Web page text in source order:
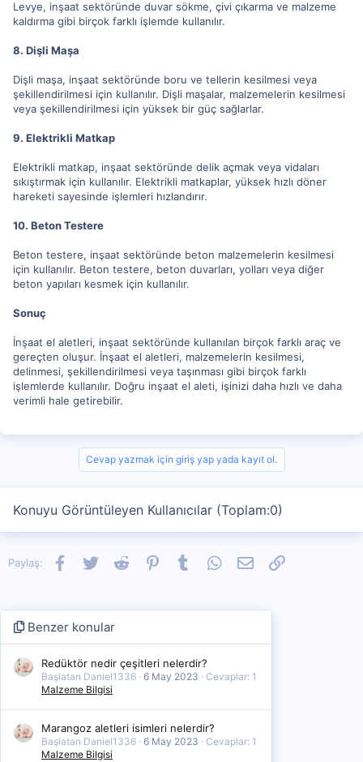
Levye, inşaat sektöründe duvar sökme, çivi çıkarma ve malzeme
kaldırma gibi birçok farklı işlemde kullanılır.
8. Dişli Maşa
Dişli maşa, inşaat sektöründe boru ve tellerin kesilmesi veya
şekillendirilmesi için kullanılır. Dişli maşalar, malzemelerin kesilmesi
veya şekillendirilmesi için yüksek bir güç sağlarlar.
9. Elektrikli Matkap
Elektrikli matkap, inşaat sektöründe delik açmak veya vidaları
sıkıştırmak için kullanılır. Elektrikli matkaplar, yüksek hızlı döner
hareketi sayesinde işlemleri hızlandırır.
10. Beton Testere
Beton testere, inşaat sektöründe beton malzemelerin kesilmesi
için kullanılır. Beton testere, beton duvarları, yolları veya diğer
beton yapıları kesmek için kullanılır.
Sonuç
İnşaat el aletleri, inşaat sektöründe kullanılan birçok farklı araç ve
gereçten oluşur. İnşaat el aletleri, malzemelerin kesilmesi,
delinmesi, şekillendirilmesi veya taşınması gibi birçok farklı
işlemlerde kullanılır. Doğru inşaat el aleti, işinizi daha hızlı ve daha
verimli hale getirebilir.
Cevap yazmak için giriş yap yada kayıt ol.
Konuyu Görüntüleyen Kullanıcılar (Toplam:0)
Paylaş: Facebook
TwitterReddit PinterestTumblrWhatsApp
E-postaLink
Benzer konular
Redüktör nedir çeşitleri nelerdir?
Başlatan Daniel1336 6 May 2023
Cevaplar: 1
Malzeme Bilgisi
Marangoz aletleri isimleri nelerdir?
Başlatan Daniel1336 6 May 2023
Cevaplar: 1
Malzeme Bilgisi